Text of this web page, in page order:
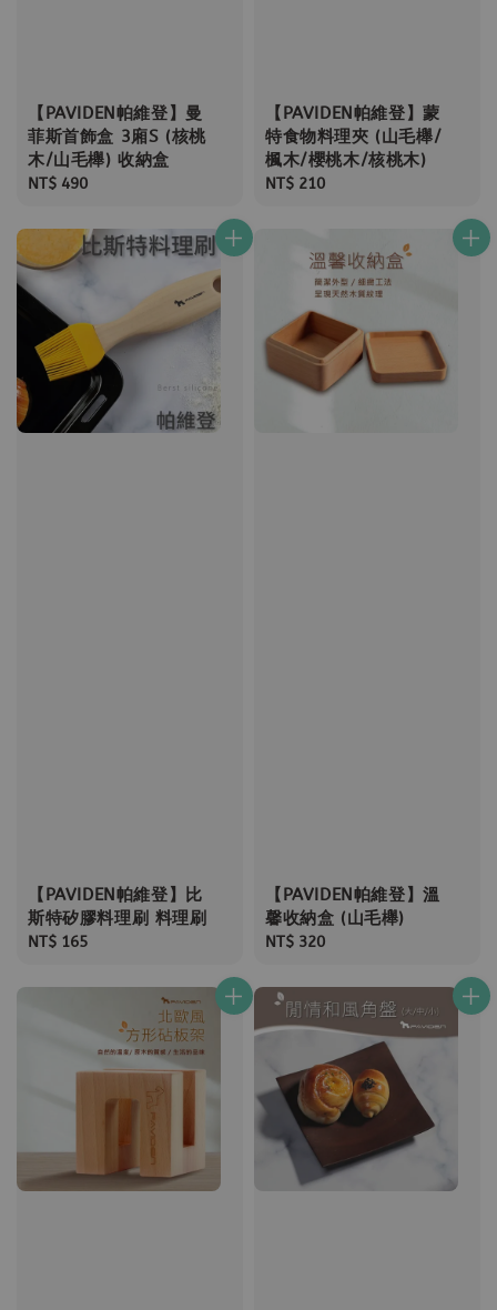
【PAVIDEN帕維登】曼
菲斯首飾盒 3廂S (核桃
木/山毛櫸) 收納盒
Regular
NT$ 490
【PAVIDEN帕維登】蒙
特食物料理夾 (山毛櫸/
楓木/櫻桃木/核桃木)
Regular
NT$ 210
【PAVIDEN帕維登】比
斯特矽膠料理刷 料理刷
Regular
NT$ 165
【PAVIDEN帕維登】溫
馨收納盒 (山毛櫸)
Regular
NT$ 320